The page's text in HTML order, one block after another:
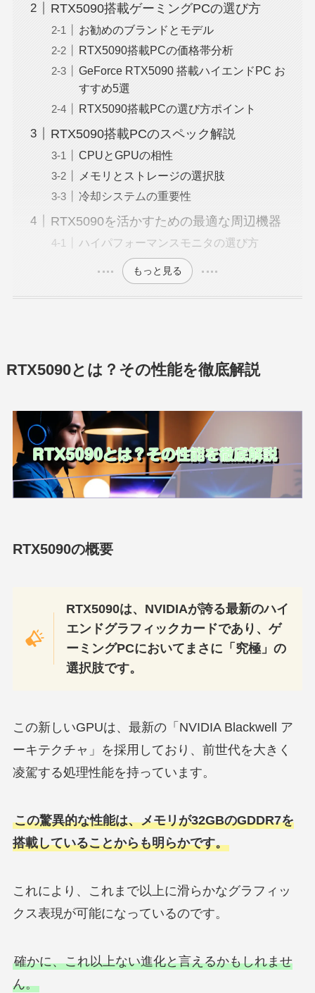
RTX5090搭載ゲーミングPCの選び方
お勧めのブランドとモデル
RTX5090搭載PCの価格帯分析
GeForce RTX5090 搭載ハイエンドPC お
すすめ5選
RTX5090搭載PCの選び方ポイント
RTX5090搭載PCのスペック解説
CPUとGPUの相性
メモリとストレージの選択肢
冷却システムの重要性
RTX5090を活かすための最適な周辺機器
ハイパフォーマンスモニタの選び方
もっと見る
RTX5090とは？その性能を徹底解説
RTX5090の概要
RTX5090は、NVIDIAが誇る最新のハイ
エンドグラフィックカードであり、ゲ
ーミングPCにおいてまさに「究極」の
選択肢です。
この新しいGPUは、最新の「NVIDIA Blackwell ア
ーキテクチャ」を採用しており、前世代を大きく
凌駕する処理性能を持っています。
この驚異的な性能は、メモリが32GBのGDDR7を
搭載していることからも明らかです。
これにより、これまで以上に滑らかなグラフィッ
クス表現が可能になっているのです。
確かに、これ以上ない進化と言えるかもしれませ
ん。